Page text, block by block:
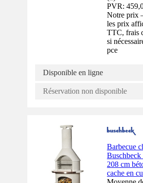
PVR:
Notre prix
les prix
TTC, frais
si
pce
Disponible en ligne
Réservation non disponible
Barbecue
208 cm
cache en